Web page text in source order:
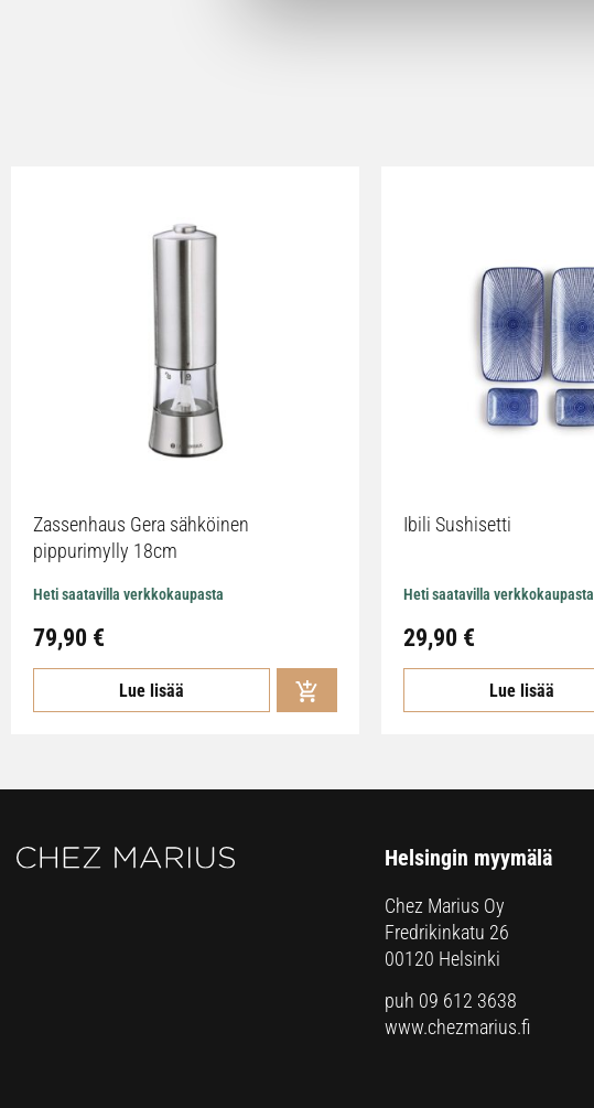
Zassenhaus Gera sähköinen
pippurimylly 18cm
Heti saatavilla verkkokaupasta
79,90 €
Lue lisää
Ibili Sushisetti
Heti saatavilla verkkokaupasta
29,90 €
Lue lisää
Helsingin myymälä
Chez Marius Oy
Fredrikinkatu 26
00120 Helsinki
puh 09 612 3638
www.chezmarius.fi